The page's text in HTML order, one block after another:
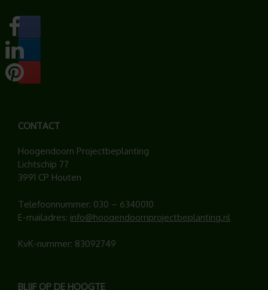
CONTACT
Hoogendoorn Projectbeplanting
Lichtschip 77
3991 CP Houten
Telefoonnummer: 030 – 6340010
E-mailadres: info@hoogendoornprojectbeplanting.nl
KvK-nummer: 83092749
BLIJF OP DE HOOGTE